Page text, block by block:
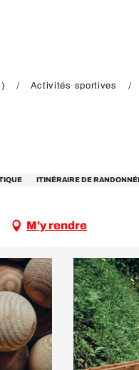
Activités sportives
ITINÉRAIRE DE
M'y rendre